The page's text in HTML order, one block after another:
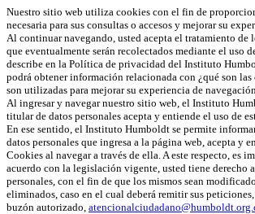
Nuestro sitio web utiliza cookies con el fin de
necesaria para sus consultas o accesos y mejorar su
Al continuar navegando, usted acepta el tratamiento de
que eventualmente serán recolectados mediante el uso
describe en la Política de privacidad del Instituto
podrá obtener información relacionada con ¿qué son
son utilizadas para mejorar su experiencia de
Al ingresar y navegar nuestro sitio web, el Instituto
titular de datos personales acepta y entiende el uso de
En ese sentido, el Instituto Humboldt se permite
datos personales que ingresa a la página web, acepta y
Cookies al navegar a través de ella. A este respecto, es
acuerdo con la legislación vigente, usted tiene derecho a
personales, con el fin de que los mismos sean
eliminados, caso en el cual deberá remitir sus
buzón autorizado,